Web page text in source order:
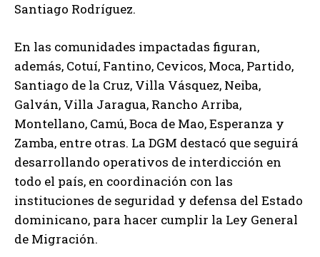
Santiago Rodríguez.
En las comunidades impactadas figuran,
además, Cotuí, Fantino, Cevicos, Moca, Partido,
Santiago de la Cruz, Villa Vásquez, Neiba,
Galván, Villa Jaragua, Rancho Arriba,
Montellano, Camú, Boca de Mao, Esperanza y
Zamba, entre otras. La DGM destacó que seguirá
desarrollando operativos de interdicción en
todo el país, en coordinación con las
instituciones de seguridad y defensa del Estado
dominicano, para hacer cumplir la Ley General
de Migración.